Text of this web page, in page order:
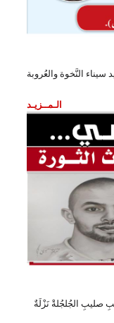
النَّخوة والعُروبة
الـمــزيـد
صليبِ الجُلجُلةْ نَزْلَةٌ